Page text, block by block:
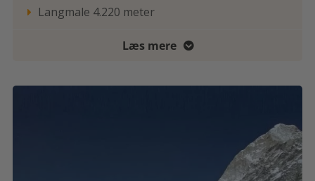
 Langmale 4.220 meter
Læs mere 